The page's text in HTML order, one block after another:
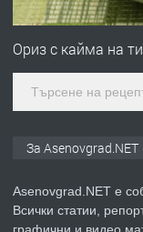
ПРЕДЛАГА
Ориз с кайма на
За Asenovgrad.NET
Asenovgrad.NET е
Всички статии,
графични и видео